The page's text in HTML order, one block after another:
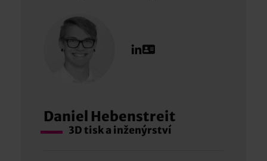
Daniel Hebenstreit
3D tisk a inženýrství